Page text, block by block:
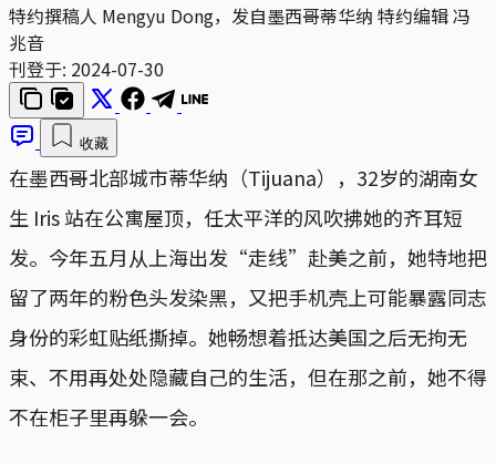
特约撰稿人 Mengyu Dong，发自墨西哥蒂华纳 特约编辑 冯
兆音
刊登于: 2024-07-30
收藏
在墨西哥北部城市蒂华纳（Tijuana），32岁的湖南女
生 Iris 站在公寓屋顶，任太平洋的风吹拂她的齐耳短
发。今年五月从上海出发“走线”赴美之前，她特地把
留了两年的粉色头发染黑，又把手机壳上可能暴露同志
身份的彩虹贴纸撕掉。她畅想着抵达美国之后无拘无
束、不用再处处隐藏自己的生活，但在那之前，她不得
不在柜子里再躲一会。